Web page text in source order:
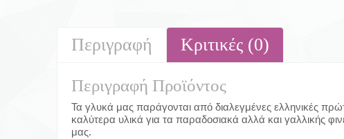
Περιγραφή Κριτικές (0)
Περιγραφή Προϊόντος
Τα γλυκά μας παράγονται από διαλεγμένες ελληνικές
καλύτερα υλικά για τα παραδοσιακά αλλά και γαλλικής
μας.